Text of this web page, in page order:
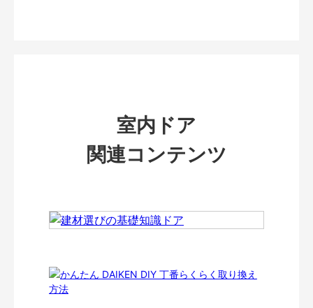
室内ドア
関連コンテンツ